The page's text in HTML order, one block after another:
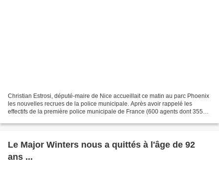
Christian Estrosi, député-maire de Nice accueillait ce matin au parc Phoenix
les nouvelles recrues de la police municipale. Après avoir rappelé les
effectifs de la première police municipale de France (600 agents dont 355
Le Major Winters nous a quittés à l'âge de 92
ans ...